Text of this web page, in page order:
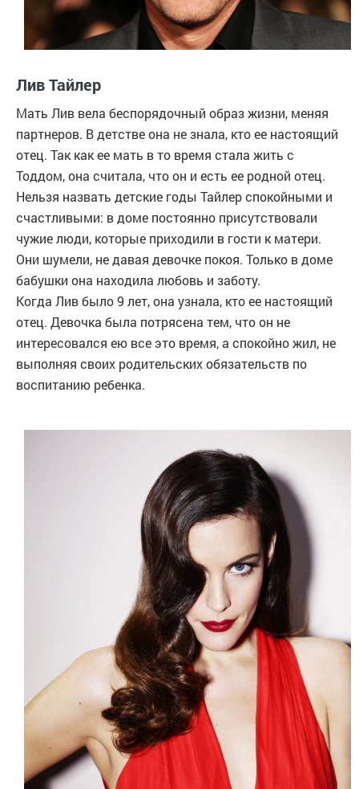
Лив Тайлер
Мать Лив вела беспорядочный образ жизни, меняя
партнеров. В детстве она не знала, кто ее настоящий
отец. Так как ее мать в то время стала жить с
Тоддом, она считала, что он и есть ее родной отец.
Нельзя назвать детские годы Тайлер спокойными и
счастливыми: в доме постоянно присутствовали
чужие люди, которые приходили в гости к матери.
Они шумели, не давая девочке покоя. Только в доме
бабушки она находила любовь и заботу.
Когда Лив было 9 лет, она узнала, кто ее настоящий
отец. Девочка была потрясена тем, что он не
интересовался ею все это время, а спокойно жил, не
выполняя своих родительских обязательств по
воспитанию ребенка.